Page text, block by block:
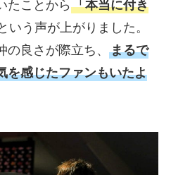
たことから 「本当に付き
いう声が上がりました。
良さが際立ち、 まるで
を感じたファンもいたよ